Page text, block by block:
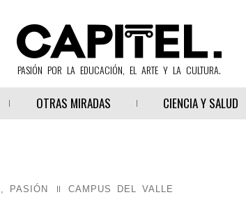
PASIÓN POR LA EDUCACIÓN, EL ARTE Y LA CULTURA.
OTRAS MIRADAS CIENCIA Y SALUD
, PASIÓN CAMPUS DEL VALLE